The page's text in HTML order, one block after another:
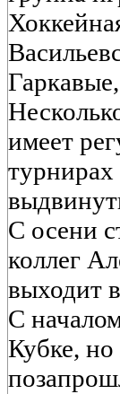
имеет
турнирах
С осени
коллег
выходит
С
Кубке,